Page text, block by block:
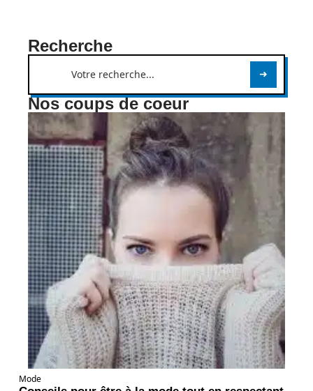
Recherche
Nos coups de coeur
Mode